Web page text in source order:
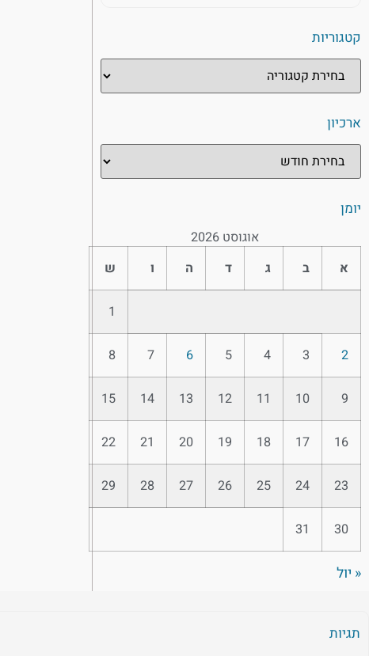
קטגוריות
ארכיון
יומן
אוגוסט 2026
א
ב ג ד ה ו ש
1
2
3
4
5
6
7
8
9
10
11
12
13
14
15
16
17
18
19
20
21
22
23
24
25
26
27
28
29
30
31
« יול
תגיות